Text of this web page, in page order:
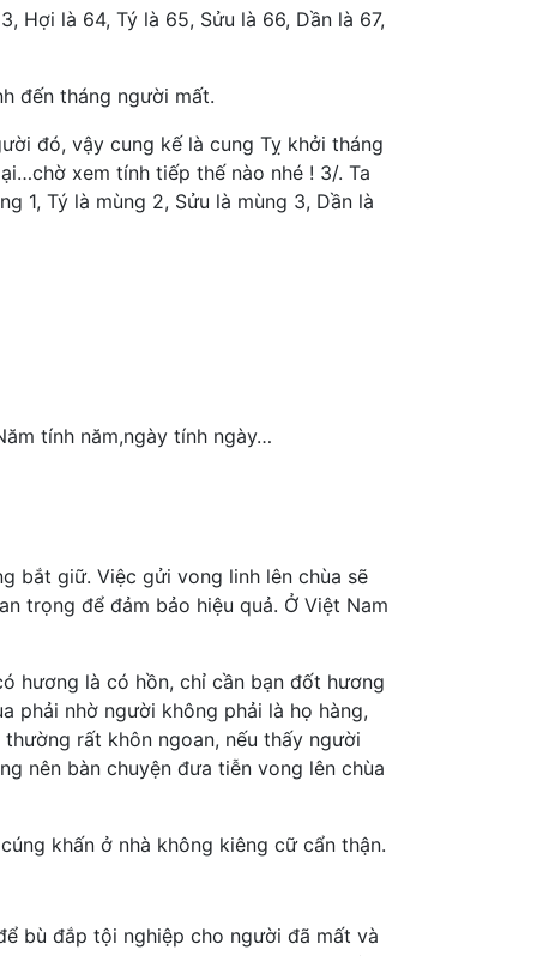
Hợi là 64, Tý là 65, Sửu là 66, Dần là 67,
đến tháng người mất.
đó, vậy cung kế là cung Tỵ khởi tháng
xem tính tiếp thế nào nhé ! 3/. Ta
1, Tý là mùng 2, Sửu là mùng 3, Dần là
tính năm,ngày tính ngày…
bắt giữ. Việc gửi vong linh lên chùa sẽ
trọng để đảm bảo hiệu quả. Ở Việt Nam
hương là có hồn, chỉ cần bạn đốt hương
phải nhờ người không phải là họ hàng,
rất khôn ngoan, nếu thấy người
nên bàn chuyện đưa tiễn vong lên chùa
khấn ở nhà không kiêng cữ cẩn thận.
bù đắp tội nghiệp cho người đã mất và